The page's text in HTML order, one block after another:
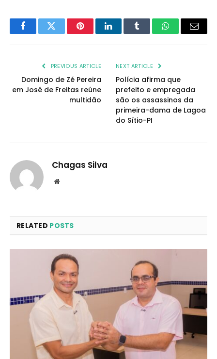
FacebookTwitter PinterestLinkedInTumblr WhatsAppEmail
PREVIOUS ARTICLE
Domingo de Zé Pereira
em José de Freitas reúne
multidão
NEXT ARTICLE
Polícia afirma que
prefeito e empregada
são os assassinos da
primeira-dama de Lagoa
do Sítio-PI
Chagas Silva
Website
RELATED POSTS